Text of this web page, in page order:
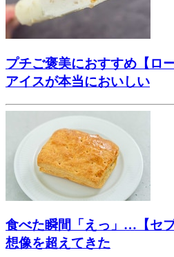
プチご褒美におすすめ【ロ
アイスが本当においしい
食べた瞬間「えっ」…【セ
想像を超えてきた